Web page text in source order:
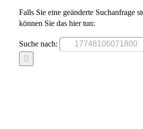
Falls Sie eine geänderte Suchanfrage
können Sie das hier tun:
Suche nach: